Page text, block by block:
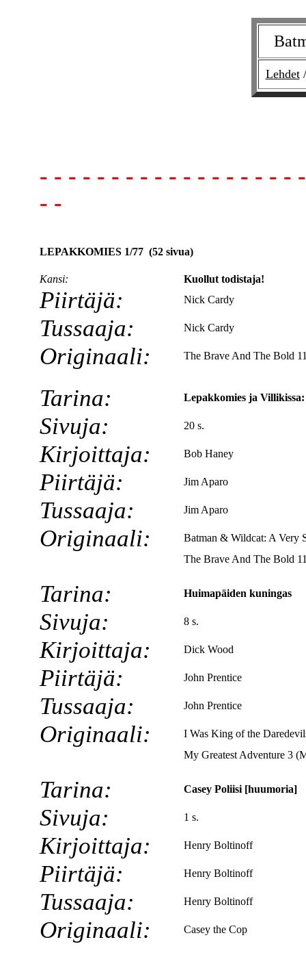
Lehdet/
- - - - - - - - - - - - - - - - - -
- -
LEPAKKOMIES 1/77 (52 sivua)
Kansi: Kuollut todistaja!
Piirtäjä: Nick Cardy
Tussaaja: Nick Cardy
Originaali: The Brave And The Bold
Tarina: Lepakkomies ja
Sivuja: 20 s.
Kirjoittaja: Bob Haney
Piirtäjä: Jim Aparo
Tussaaja: Jim Aparo
Originaali:
Batman & Wildcat: A Very
The Brave And The Bold
Tarina: Huimapäiden kuningas
Sivuja: 8 s.
Kirjoittaja: Dick Wood
Piirtäjä: John Prentice
Tussaaja: John Prentice
Originaali:
I Was King of the
My Greatest Adventure 3
Tarina: Casey Poliisi [huumoria]
Sivuja: 1 s.
Kirjoittaja: Henry Boltinoff
Piirtäjä: Henry Boltinoff
Tussaaja: Henry Boltinoff
Originaali: Casey the Cop